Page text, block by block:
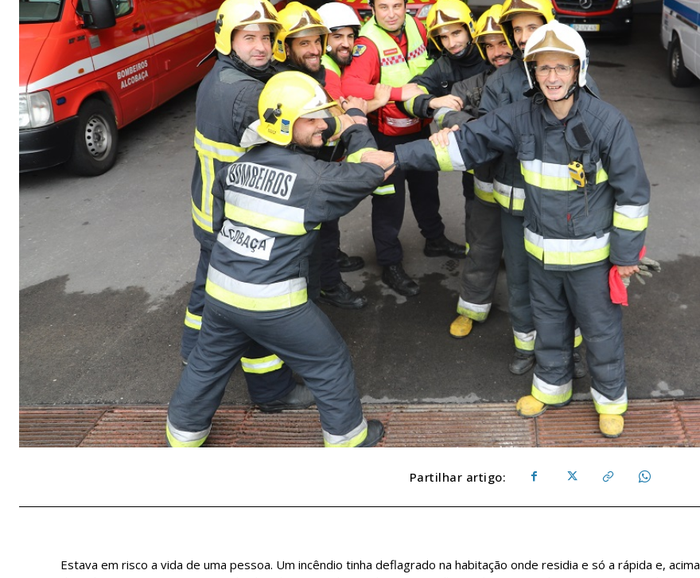
Partilhar artigo:
Estava em risco a vida de uma pessoa. Um incêndio tinha deflagrado na habitação onde residia e só a rápida e, acima